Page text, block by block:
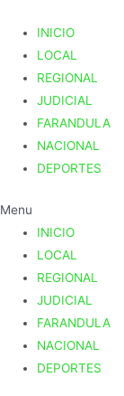
INICIO
LOCAL
REGIONAL
JUDICIAL
FARANDULA
NACIONAL
DEPORTES
Menu
INICIO
LOCAL
REGIONAL
JUDICIAL
FARANDULA
NACIONAL
DEPORTES